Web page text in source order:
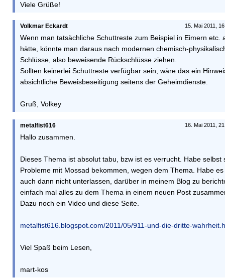
Viele Grüße!
15. Mai 2011,
Volkmar Eckardt
Wenn man tatsächliche Schuttreste zum Beispiel in Eimern etc.
hätte, könnte man daraus nach modernen chemisch-
Schlüsse, also beweisende Rückschlüsse ziehen.
Sollten keinerlei Schuttreste verfügbar sein, wäre das ein
absichtliche Beweisbeseitigung seitens der Geheimdienste.
Gruß, Volkey
16. Mai 2011,
metalfist616
Hallo zusammen.
Dieses Thema ist absolut tabu, bzw ist es verrucht. Habe selbst
Probleme mit Mossad bekommen, wegen dem Thema. Habe
auch dann nicht unterlassen, darüber in meinem Blog zu
einfach mal alles zu dem Thema in einem neuen Post
Dazu noch ein Video und diese Seite.
metalfist616.blogspot.com/2011/05/911-und-die-dritte-
Viel Spaß beim Lesen,
mart-kos